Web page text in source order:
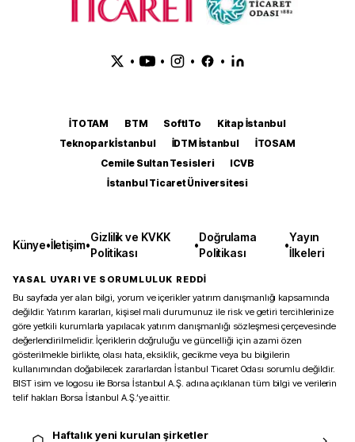
• • • •
İTOTAM BTM SoftITo
Kitap İstanbul
Teknopark İstanbul
İDTM İstanbul
İTOSAM
Cemile Sultan Tesisleri
ICVB
İstanbul Ticaret Üniversitesi
Künye•İletişim•
Gizlilik ve KVKK
Politikası
•
Doğrulama
Politikası
•
Yayın
İlkeleri
YASAL UYARI VE SORUMLULUK REDDİ
Bu sayfada yer alan bilgi, yorum ve içerikler yatırım danışmanlığı kapsamında
değildir. Yatırım kararları, kişisel mali durumunuz ile risk ve getiri tercihlerinize
göre yetkili kurumlarla yapılacak yatırım danışmanlığı sözleşmesi çerçevesinde
değerlendirilmelidir. İçeriklerin doğruluğu ve güncelliği için azami özen
gösterilmekle birlikte, olası hata, eksiklik, gecikme veya bu bilgilerin
kullanımından doğabilecek zararlardan İstanbul Ticaret Odası sorumlu değildir.
BIST isim ve logosu ile Borsa İstanbul A.Ş. adına açıklanan tüm bilgi ve verilerin
telif hakları Borsa İstanbul A.Ş.’ye aittir.
Haftalık yeni kurulan şirketler